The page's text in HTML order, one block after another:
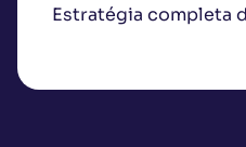
Estratégia completa